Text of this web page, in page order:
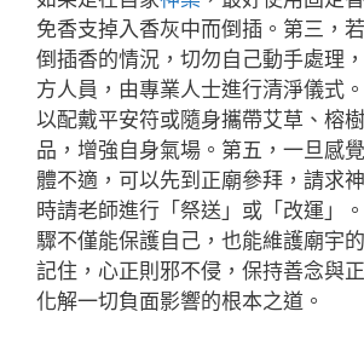
免香支掉入香灰中而倒插。第三，
倒插香的情況，切勿自己動手處理
方人員，由專業人士進行清淨儀式
以配戴平安符或隨身攜帶艾草、榕
品，增強自身氣場。第五，一旦感
體不適，可以先到正廟參拜，請求
時請老師進行「祭送」或「改運」
驟不僅能保護自己，也能維護廟宇
記住，心正則邪不侵，保持善念與
化解一切負面影響的根本之道。